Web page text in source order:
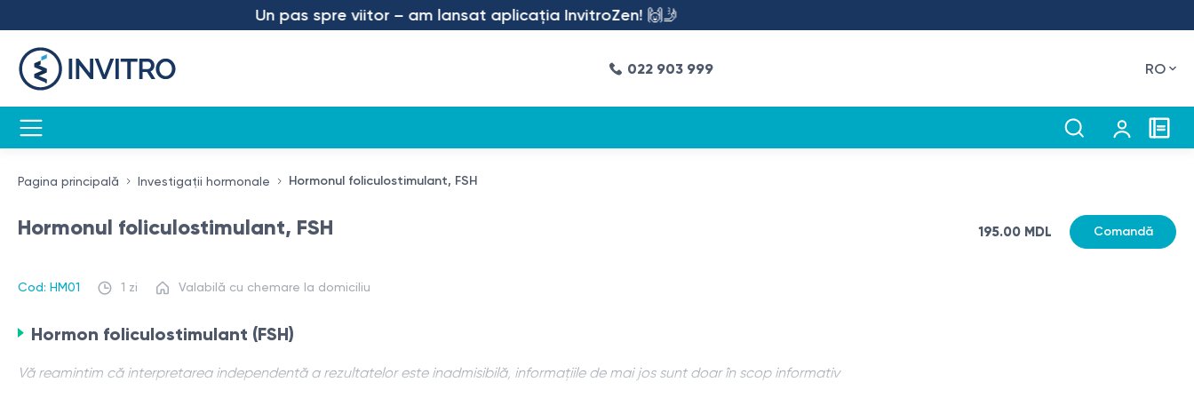
Un pas spre viitor – am lansat aplicația InvitroZen! 🙌🤳
022 903 999 RO
Pagina principală Investigații hormonale Hormonul foliculostimulant, FSH
Hormonul foliculostimulant, FSH
Cod: HM01 1 zi Valabilă cu chemare la domiciliu
195.00 MDL Comandă
Hormon foliculostimulant (FSH)
Vă reamintim că interpretarea independentă a rezultatelor este inadmisibilă, informațiile de mai jos sunt doar în scop informativ